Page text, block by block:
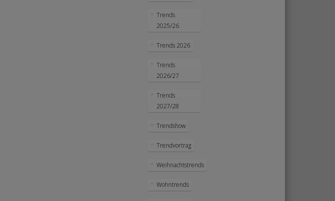
Trends
2025/26
Trends 2026
Trends
2026/27
Trends
2027/28
Trendshow
Trendvortrag
Weihnachtstrends
Wohntrends